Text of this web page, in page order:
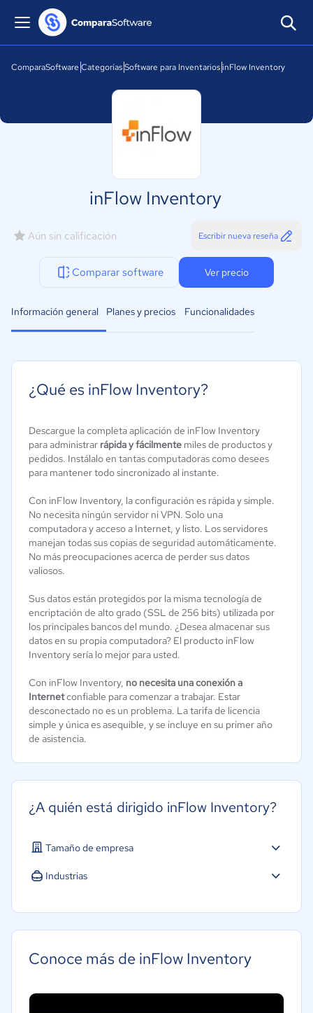
ComparaSoftware CategoríasSoftware para InventariosinFlow Inventory
inFlow Inventory
Aún sin calificación Escribir nueva reseña
Comparar software Ver precio
Información general Planes y precios Funcionalidades
¿Qué es inFlow Inventory?
Descargue la completa aplicación de inFlow Inventory
para administrar rápida y fácilmente miles de productos y
pedidos. Instálalo en tantas computadoras como desees
para mantener todo sincronizado al instante.
Con inFlow Inventory, la configuración es rápida y simple.
No necesita ningún servidor ni VPN. Solo una
computadora y acceso a Internet, y listo. Los servidores
manejan todas sus copias de seguridad automáticamente.
No más preocupaciones acerca de perder sus datos
valiosos.
Sus datos están protegidos por la misma tecnología de
encriptación de alto grado (SSL de 256 bits) utilizada por
los principales bancos del mundo. ¿Desea almacenar sus
datos en su propia computadora? El producto inFlow
Inventory sería lo mejor para usted.
Con inFlow Inventory, no necesita una conexión a
Internetconfiable para comenzar a trabajar. Estar
desconectado no es un problema. La tarifa de licencia
simple y única es asequible, y se incluye en su primer año
de asistencia.
¿A quién está dirigido inFlow Inventory?
Tamaño de empresa
Industrias
Conoce más de inFlow Inventory